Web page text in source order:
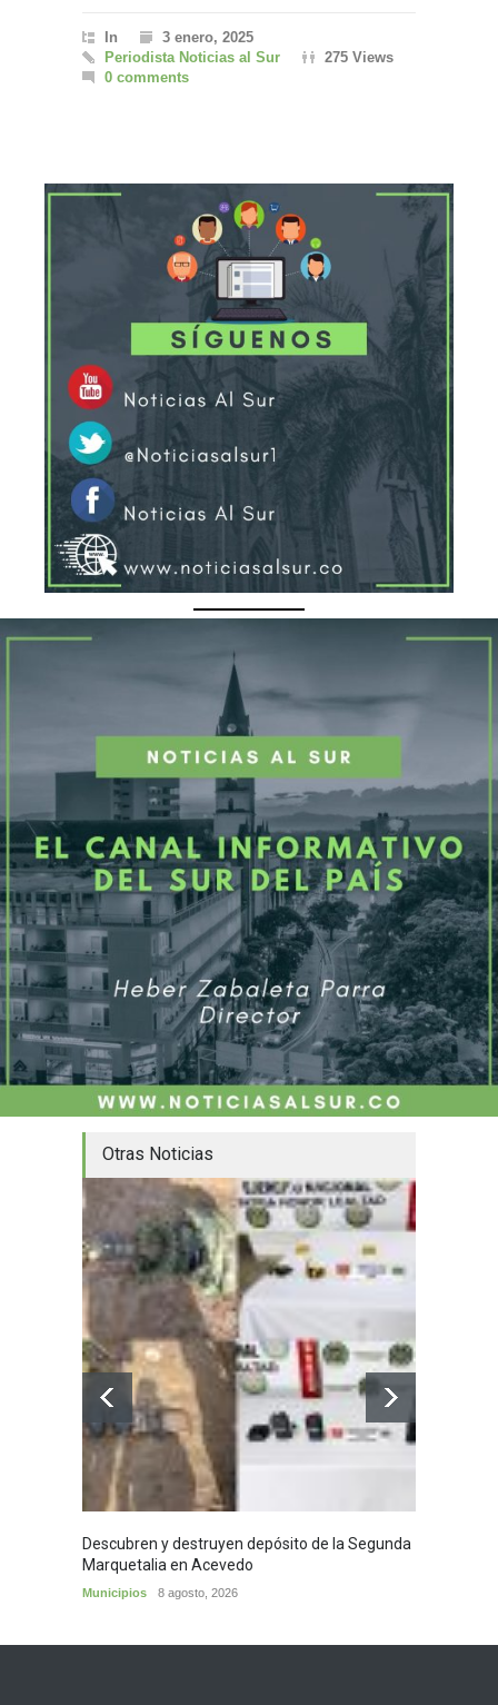
In
3 enero, 2025
Periodista Noticias al Sur
275 Views
0 comments
Otras Noticias
Descubren y destruyen depósito de la Segunda
Marquetalia en Acevedo
Municipios 8 agosto, 2026